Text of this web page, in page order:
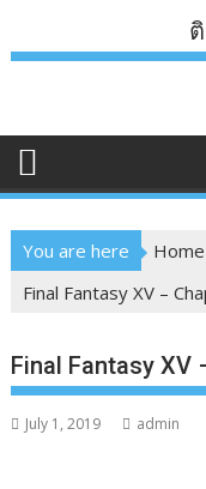
You are here Home
Final Fantasy XV –
Final Fantasy XV
July 1, 2019 admin